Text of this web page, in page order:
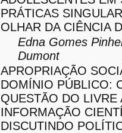
PRÁTICAS
OLHAR DA CIÊNCIA
Edna Gomes
Dumont
APROPRIAÇÃO
DOMÍNIO PÚBLICO:
QUESTÃO DO LIVRE
INFORMAÇÃO
DISCUTINDO